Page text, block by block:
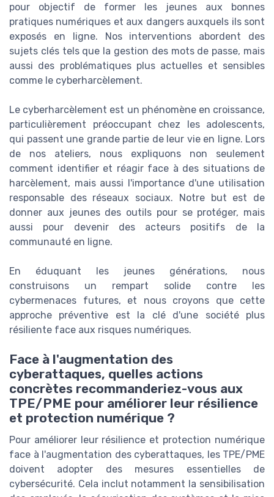
pour objectif de former les jeunes aux bonnes
pratiques numériques et aux dangers auxquels ils sont
exposés en ligne. Nos interventions abordent des
sujets clés tels que la gestion des mots de passe, mais
aussi des problématiques plus actuelles et sensibles
comme le cyberharcèlement.
Le cyberharcèlement est un phénomène en croissance,
particulièrement préoccupant chez les adolescents,
qui passent une grande partie de leur vie en ligne. Lors
de nos ateliers, nous expliquons non seulement
comment identifier et réagir face à des situations de
harcèlement, mais aussi l'importance d'une utilisation
responsable des réseaux sociaux. Notre but est de
donner aux jeunes des outils pour se protéger, mais
aussi pour devenir des acteurs positifs de la
communauté en ligne.
En éduquant les jeunes générations, nous
construisons un rempart solide contre les
cybermenaces futures, et nous croyons que cette
approche préventive est la clé d'une société plus
résiliente face aux risques numériques.
Face à l'augmentation des
cyberattaques, quelles actions
concrètes recommanderiez-vous aux
TPE/PME pour améliorer leur résilience
et protection numérique ?
Pour améliorer leur résilience et protection numérique
face à l'augmentation des cyberattaques, les TPE/PME
doivent adopter des mesures essentielles de
cybersécurité. Cela inclut notamment la sensibilisation